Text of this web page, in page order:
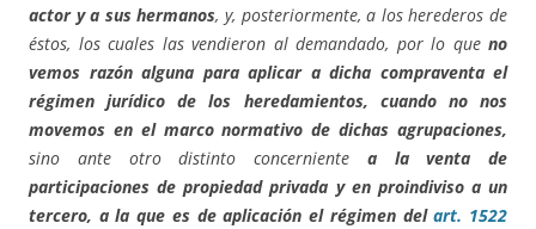
actor y a sus hermanos, y, posteriormente, a los herederos de
éstos, los cuales las vendieron al demandado, por lo que no
vemos razón alguna para aplicar a dicha compraventa el
régimen jurídico de los heredamientos, cuando no nos
movemos en el marco normativo de dichas agrupaciones,
sino ante otro distinto concerniente a la venta de
participaciones de propiedad privada y en proindiviso a un
tercero, a la que es de aplicación el régimen delart. 1522